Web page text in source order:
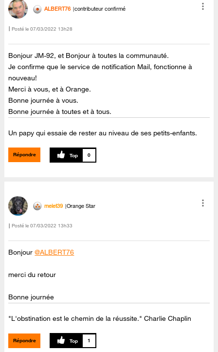
ALBERT76 contributeur confirmé
Posté le ‎07/03/2022 13h28
Bonjour JM-92, et Bonjour à toutes la communauté.
Je confirme que le service de notification Mail, fonctionne à
nouveau!
Merci à vous, et à Orange.
Bonne journée à vous.
Bonne journée à toutes et à tous.
Un papy qui essaie de rester au niveau de ses petits-enfants.
Répondre 0
melet39 Orange Star
Posté le ‎07/03/2022 13h33
Bonjour@ALBERT76
merci du retour
Bonne journée
"L'obstination est le chemin de la réussite." Charlie Chaplin
Répondre 1